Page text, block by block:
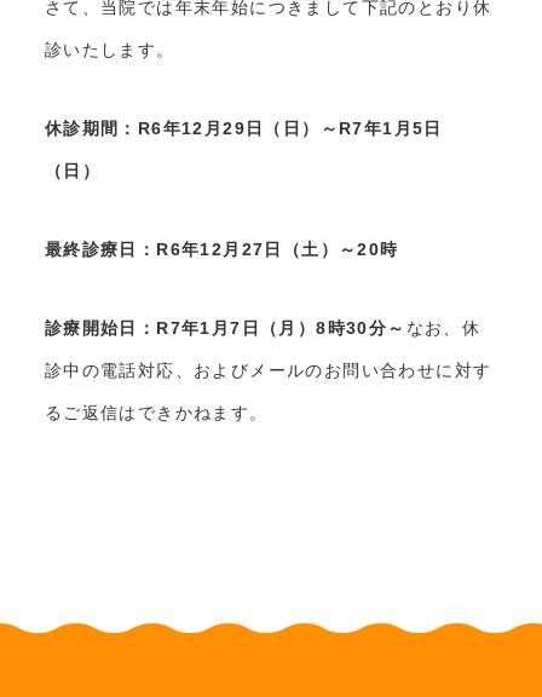
さて、当院では年末年始につきまして下記のとおり休
診いたします。
休診期間：R6年12月29日（日）～R7年1月5日
（日）
最終診療日：R6年12月27日（土）～20時
診療開始日：R7年1月7日（月）8時30分～ なお、休
診中の電話対応、およびメールのお問い合わせに対す
るご返信はできかねます。